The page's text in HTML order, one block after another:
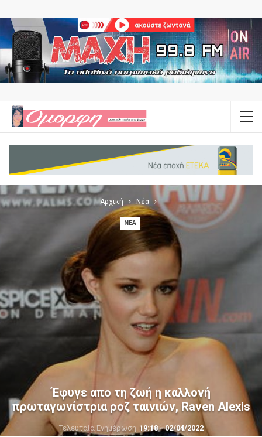
Αρχική Νέα
ΝΈΑ
Έφυγε απο τη ζωή η καλλονή
πρωταγωνίστρια ροζ ταινιών, Raven Alexis
Τελευταία Ενημέρωση 19:18 - 02/04/2022